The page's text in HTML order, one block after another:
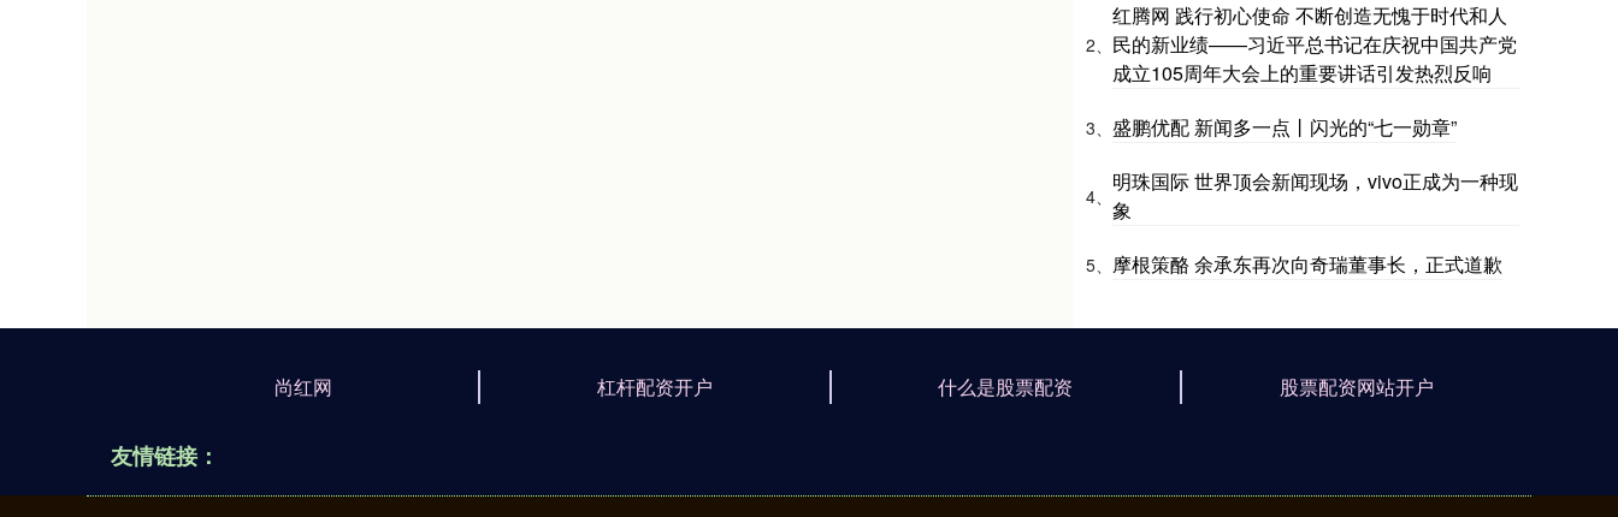
2、
红腾网 践行初心使命 不断创造无愧于时代和人
民的新业绩——习近平总书记在庆祝中国共产党
成立105周年大会上的重要讲话引发热烈反响
3、 盛鹏优配 新闻多一点丨闪光的“七一勋章”
4、
明珠国际 世界顶会新闻现场，vivo正成为一种现
象
5、 摩根策酪 余承东再次向奇瑞董事长，正式道歉
尚红网 杠杆配资开户 什么是股票配资 股票配资网站开户
友情链接：